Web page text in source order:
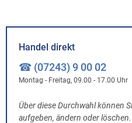
Handel direkt
☎ (07243) 9 00 02
Montag - Freitag, 09.00 - 17.00 Uhr
Über diese Durchwahl können
aufgeben, ändern oder löschen.